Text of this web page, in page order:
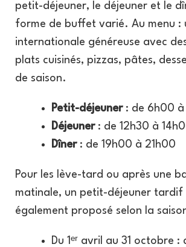
petit-déjeuner, le déjeuner et le
forme de buffet varié. Au menu :
internationale généreuse avec
plats cuisinés, pizzas, pâtes,
de saison.
Petit-déjeuner: de 6h00 à
Déjeuner: de 12h30 à
Dîner: de 19h00 à 21h00
Pour les lève-tard ou après une
matinale, un petit-déjeuner tardif
également proposé selon la
Du 1ᵉʳ avril au 31 octobre :